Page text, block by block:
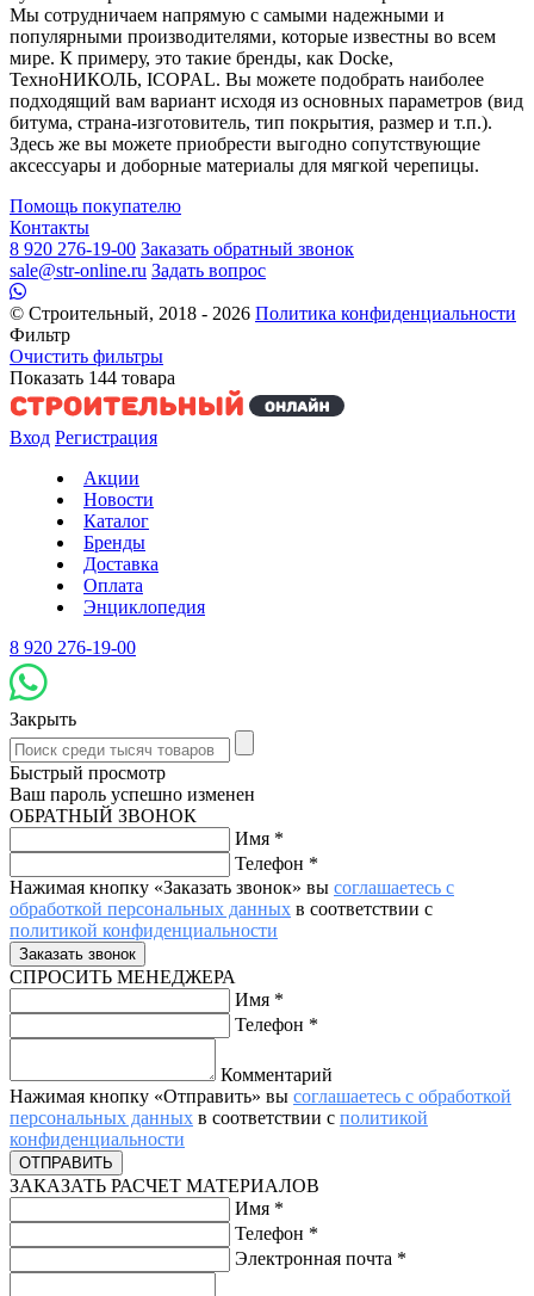
Мы сотрудничаем напрямую с самыми надежными и
популярными производителями, которые известны во всем
мире. К примеру, это такие бренды, как Docke,
ТехноНИКОЛЬ, ICOPAL. Вы можете подобрать наиболее
подходящий вам вариант исходя из основных параметров (вид
битума, страна-изготовитель, тип покрытия, размер и т.п.).
Здесь же вы можете приобрести выгодно сопутствующие
аксессуары и доборные материалы для мягкой черепицы.
Помощь покупателю
Контакты
8 920 276-19-00 Заказать обратный звонок
sale@str-online.ru Задать вопрос
© Строительный, 2018 - 2026 Политика конфиденциальности
Фильтр
Очистить фильтры
Показать 144 товара
Вход Регистрация
Акции
Новости
Каталог
Бренды
Доставка
Оплата
Энциклопедия
8 920 276-19-00
Закрыть
Быстрый просмотр
Ваш пароль успешно изменен
ОБРАТНЫЙ ЗВОНОК
Имя *
Телефон *
Нажимая кнопку «Заказать звонок» вы соглашаетесь с
обработкой персональных данных в соответствии с
политикой конфиденциальности
СПРОСИТЬ МЕНЕДЖЕРА
Имя *
Телефон *
Комментарий
Нажимая кнопку «Отправить» вы соглашаетесь с обработкой
персональных данных в соответствии с политикой
конфиденциальности
ЗАКАЗАТЬ РАСЧЕТ МАТЕРИАЛОВ
Имя *
Телефон *
Электронная почта *